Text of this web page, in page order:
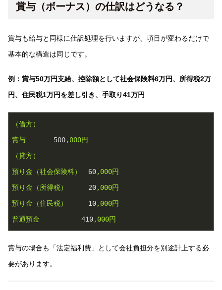
賞与（ボーナス）の仕訳はどうなる？
賞与も給与と同様に仕訳処理を行いますが、項目が変わるだけで
基本的な構造は同じです。
例：賞与50万円支給、控除額として社会保険料6万円、所得税2万
円、住民税1万円を差し引き、手取り41万円
（借方）
賞与
500,000円
（貸方）
預り金（社会保険料）
60,000円
預り金（所得税）
20,000円
預り金（住民税）
10,000円
普通預金
410,000円
賞与の場合も「法定福利費」として会社負担分を別途計上する必
要があります。